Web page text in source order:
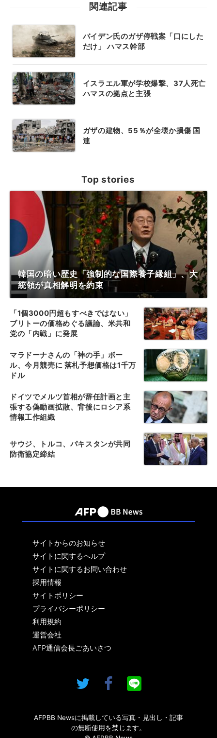
関連記事
バイデン氏のガザ停戦案「口にした
だけ」 ハマス幹部
イスラエル軍が学校爆撃、37人死亡
ハマスの拠点と主張
ガザの建物、55％が全壊か損傷 国
連
Top stories
韓国の暗い歴史「強制的な国際養子縁組」、大
統領が真相解明を約束
「1個3000円超もすべきではない」
ブリトーの価格めぐる議論、米共和
党の「内戦」に発展
マラドーナさんの「神の手」ボー
ル、今月競売に 落札予想価格は1千万
ドル
ドイツでメルツ首相が辞任計画と主
張する偽動画拡散、背後にロシア系
情報工作組織
サウジ、トルコ、パキスタンが共同
防衛協定締結
サイトからのお知らせ
サイトに関するヘルプ
サイトに関するお問い合わせ
採用情報
サイトポリシー
プライバシーポリシー
利用規約
運営会社
AFP通信会長ごあいさつ
AFPBB Newsに掲載している写真・見出し・記事
の無断使用を禁じます。